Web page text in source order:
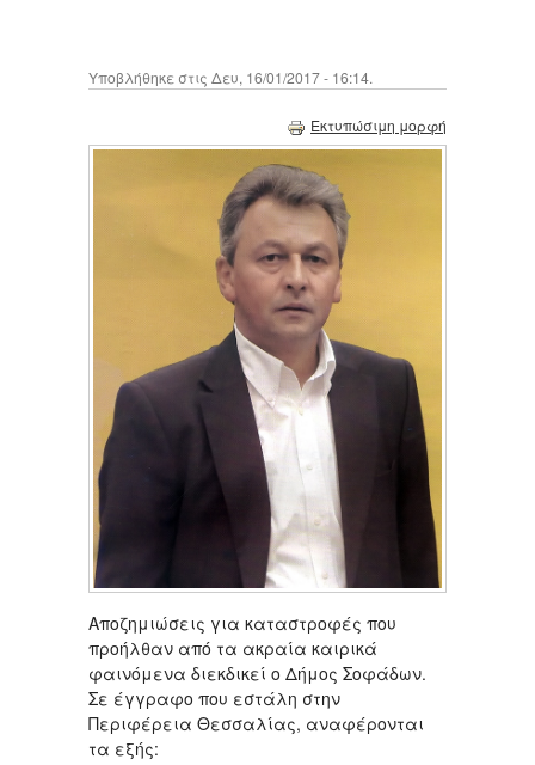
Υποβλήθηκε στις Δευ, 16/01/2017 - 16:14.
Εκτυπώσιμη μορφή
Αποζημιώσεις για καταστροφές που
προήλθαν από τα ακραία καιρικά
φαινόμενα διεκδικεί ο Δήμος Σοφάδων.
Σε έγγραφο που εστάλη στην
Περιφέρεια Θεσσαλίας, αναφέρονται
τα εξής: